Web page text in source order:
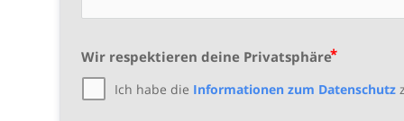
Wir respektieren deine Privatsphäre
Ich habe die Informationen zum Datenschutz